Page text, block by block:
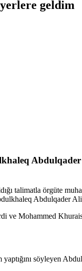
geldim
talimatla örgüte
Abdulqader
ve Mohammed
söyleyen